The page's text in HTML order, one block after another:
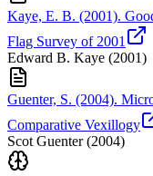
Kaye, E. B. (2001).
Flag Survey of 2001
Edward B. Kaye (2001)
Guenter, S. (2004).
Comparative Vexillogy
Scot Guenter(2004)